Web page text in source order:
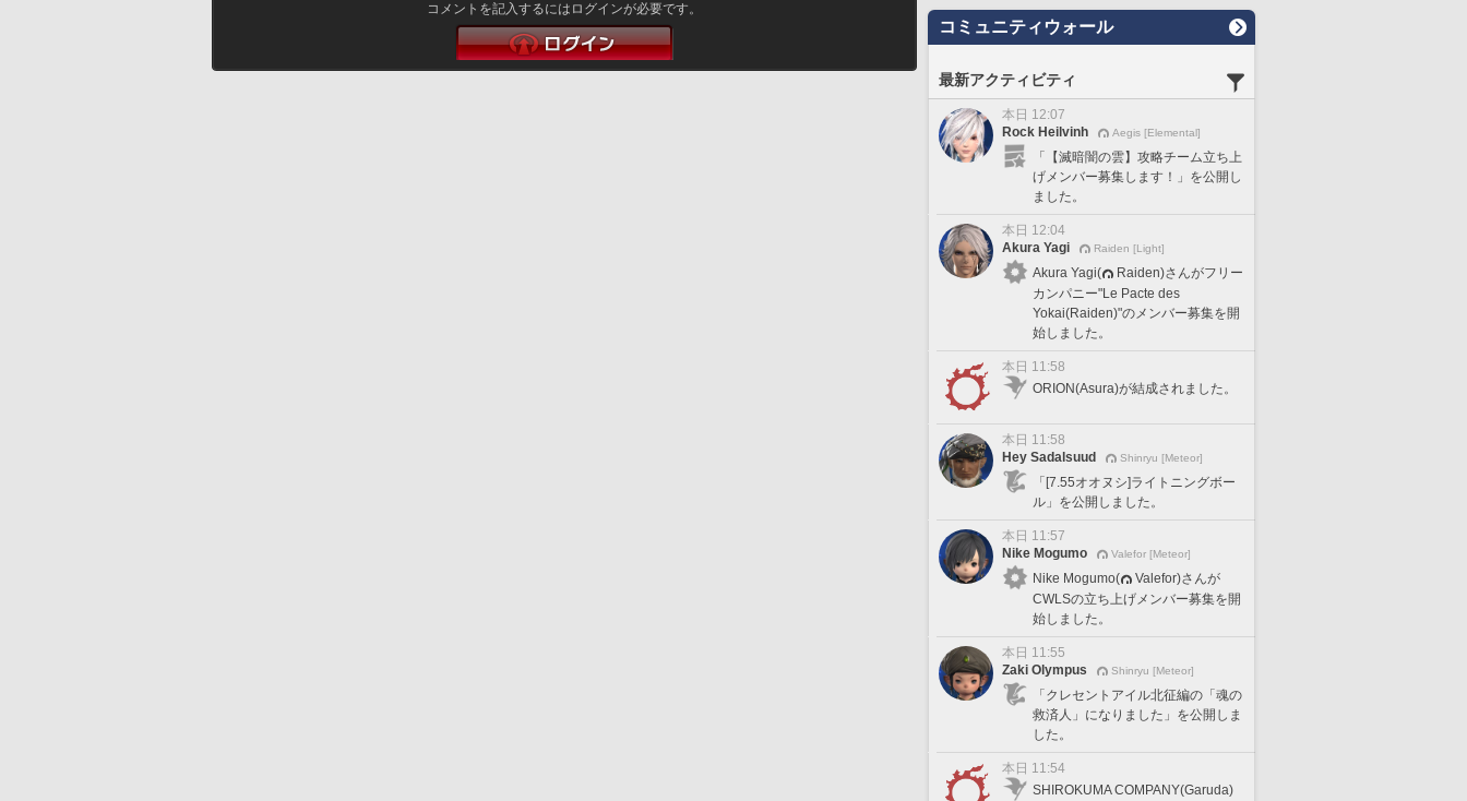
コメントを記入するにはログインが必要です。
コミュニティウォール
最新アクティビティ
本日 12:07
Rock Heilvinh
Aegis [Elemental]
「【滅暗闇の雲】攻略チーム立ち上
げメンバー募集します！」を公開し
ました。
本日 12:04
Akura Yagi
Raiden [Light]
Akura Yagi(
Raiden)さんがフリー
カンパニー"Le Pacte des
Yokai(Raiden)"のメンバー募集を開
始しました。
本日 11:58
ORION(Asura)が結成されました。
本日 11:58
Hey Sadalsuud
Shinryu [Meteor]
「[7.55オオヌシ]ライトニングボー
ル」を公開しました。
本日 11:57
Nike Mogumo
Valefor [Meteor]
Nike Mogumo(
Valefor)さんが
CWLSの立ち上げメンバー募集を開
始しました。
本日 11:55
Zaki Olympus
Shinryu [Meteor]
「クレセントアイル北征編の「魂の
救済人」になりました」を公開しま
した。
本日 11:54
SHIROKUMA COMPANY(Garuda)